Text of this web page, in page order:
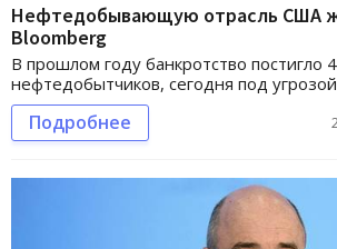
Нефтедобывающую отрасль США
Bloomberg
В прошлом году банкротство постигло
нефтедобытчиков, сегодня под
Подробнее